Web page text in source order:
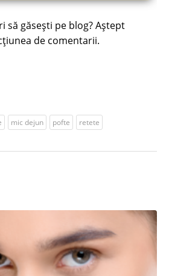
să găsești pe blog? Aștept
de comentarii.
mic dejun pofte retete